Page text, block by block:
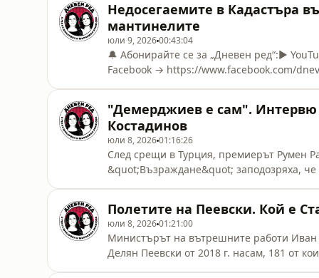
https://patreon.com/DnevenRed💳 Stripe
Недосегаемите в Кадастъра
мантинелите
юли 9, 202600:43:04
🔔 Абонирайте се за „Дневен ред“:▶️
Facebook → https://www.facebook.com/
https://patreon.com/DnevenRed💳 Stripe
"Демерджиев е сам". Интервю
Костадинов
юли 8, 202601:16:26
След срещи в Турция, премиерът Румен
&quot;Възраждане&quot; заподозряха, че
Полетите на Пеевски. Кой е
юли 8, 202601:21:00
Министърът на вътрешните работи Иван
Делян Пеевски от 2018 г. насам, 181 от